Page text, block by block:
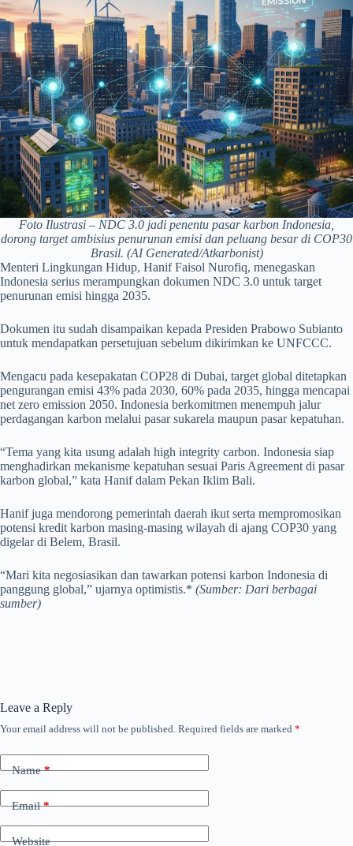
Foto Ilustrasi – NDC 3.0 jadi penentu pasar karbon Indonesia,
dorong target ambisius penurunan emisi dan peluang besar di COP30
Brasil. (AI Generated/Atkarbonist)
Menteri Lingkungan Hidup, Hanif Faisol Nurofiq, menegaskan
Indonesia serius merampungkan dokumen NDC 3.0 untuk target
penurunan emisi hingga 2035.
Dokumen itu sudah disampaikan kepada Presiden Prabowo Subianto
untuk mendapatkan persetujuan sebelum dikirimkan ke UNFCCC.
Mengacu pada kesepakatan COP28 di Dubai, target global ditetapkan
pengurangan emisi 43% pada 2030, 60% pada 2035, hingga mencapai
net zero emission 2050. Indonesia berkomitmen menempuh jalur
perdagangan karbon melalui pasar sukarela maupun pasar kepatuhan.
“Tema yang kita usung adalah high integrity carbon. Indonesia siap
menghadirkan mekanisme kepatuhan sesuai Paris Agreement di pasar
karbon global,” kata Hanif dalam Pekan Iklim Bali.
Hanif juga mendorong pemerintah daerah ikut serta mempromosikan
potensi kredit karbon masing-masing wilayah di ajang COP30 yang
digelar di Belem, Brasil.
“Mari kita negosiasikan dan tawarkan potensi karbon Indonesia di
panggung global,” ujarnya optimistis.* (Sumber: Dari berbagai
sumber)
Leave a Reply
Your email address will not be published. Required fields are marked *
Name*
Email*
Website